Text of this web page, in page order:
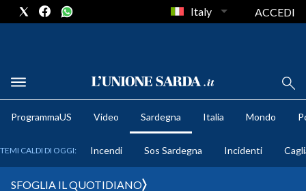
METEO
Italy ACCEDI
ProgrammaUS Video Sardegna Italia Mondo
TEMI CALDI DI OGGI: Incendi Sos Sardegna Incidenti
SFOGLIA IL QUOTIDIANO